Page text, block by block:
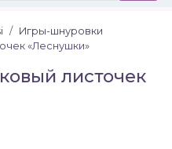
Игры-шнуровки
«Леснушки»
листочек